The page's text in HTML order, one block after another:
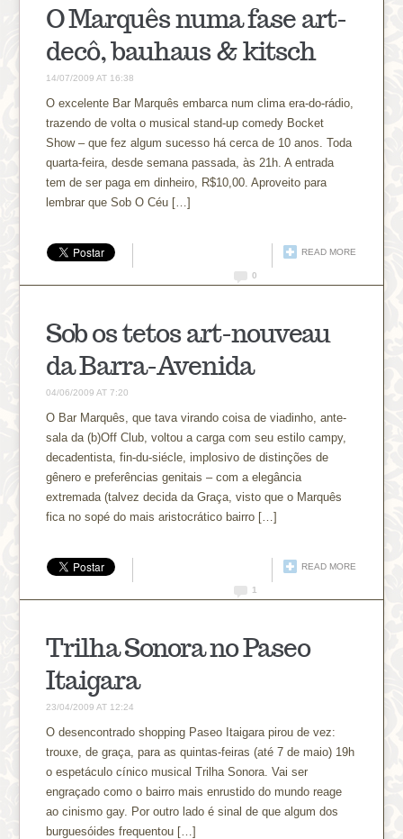
O Marquês numa fase art-
decô, bauhaus & kitsch
14/07/2009 AT 16:38
O excelente Bar Marquês embarca num clima era-do-rádio,
trazendo de volta o musical stand-up comedy Bocket
Show – que fez algum sucesso há cerca de 10 anos. Toda
quarta-feira, desde semana passada, às 21h. A entrada
tem de ser paga em dinheiro, R$10,00. Aproveito para
lembrar que Sob O Céu […]
READ MORE
0
Sob os tetos art-nouveau
da Barra-Avenida
04/06/2009 AT 7:20
O Bar Marquês, que tava virando coisa de viadinho, ante-
sala da (b)Off Club, voltou a carga com seu estilo campy,
decadentista, fin-du-siécle, implosivo de distinções de
gênero e preferências genitais – com a elegância
extremada (talvez decida da Graça, visto que o Marquês
fica no sopé do mais aristocrático bairro […]
READ MORE
1
Trilha Sonora no Paseo
Itaigara
23/04/2009 AT 12:24
O desencontrado shopping Paseo Itaigara pirou de vez:
trouxe, de graça, para as quintas-feiras (até 7 de maio) 19h
o espetáculo cínico musical Trilha Sonora. Vai ser
engraçado como o bairro mais enrustido do mundo reage
ao cinismo gay. Por outro lado é sinal de que algum dos
burguesóides frequentou […]